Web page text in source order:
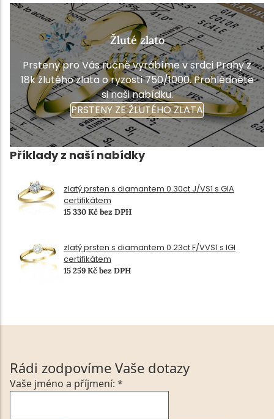
Žluté zlato
Prsteny pro Vás ručně vyrábíme v srdci Prahy z
18k žlutého zlata o ryzosti 750/1000. Prohlédněte
si naši nabídku.
PRSTENY ZE ŽLUTÉHO ZLATA
Příklady z naší nabídky
zlatý prsten s diamantem 0.30ct J/VS1 s GIA
certifikátem
15 330 Kč bez DPH
zlatý prsten s diamantem 0.23ct F/VVS1 s IGI
certifikátem
15 259 Kč bez DPH
Rádi zodpovíme Vaše dotazy
Vaše jméno a příjmení: *